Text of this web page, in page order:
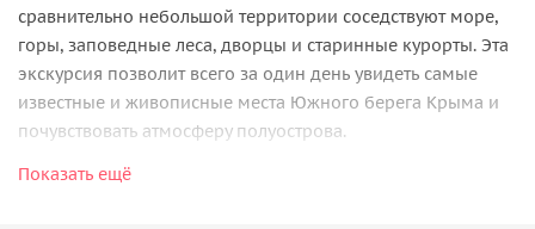
сравнительно небольшой территории соседствуют море,
горы, заповедные леса, дворцы и старинные курорты. Эта
экскурсия позволит всего за один день увидеть самые
известные и живописные места Южного берега Крыма и
почувствовать атмосферу полуострова.
Путешествие начнётся с посещения
Показать ещё